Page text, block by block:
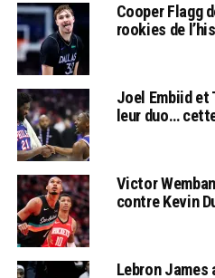
Cooper Flagg
rookies de
Joel Embiid et
leur duo…
Victor
contre Kevin
Lebron James